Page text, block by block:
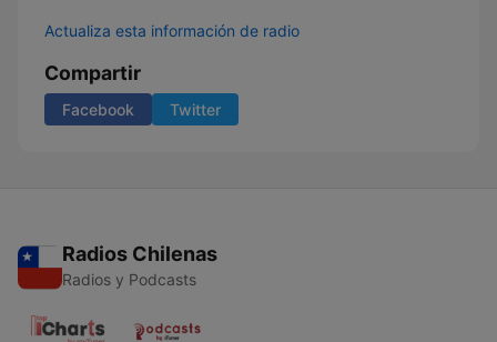
Actualiza esta información de radio
Compartir
Facebook Twitter
Radios Chilenas
Radios y Podcasts